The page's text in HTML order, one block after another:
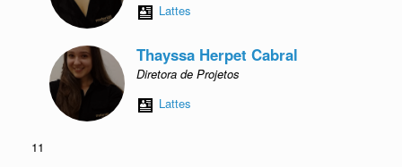
Lattes
Thayssa Herpet Cabral
Diretora de Projetos
Lattes
11